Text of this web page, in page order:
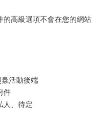
高級選項不會在您的網站
活動後端
件
人、待定